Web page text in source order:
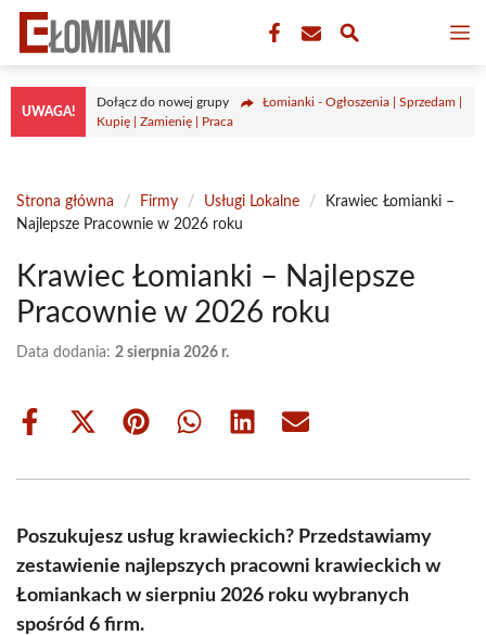
Przejdź
treści
UWAGA!
Dołącz do nowej grupy
Łomianki - Ogłoszenia | Sprzedam |
Kupię | Zamienię | Praca
Strona główna / Firmy / Usługi Lokalne /
Krawiec Łomianki –
Najlepsze Pracownie w 2026 roku
Krawiec Łomianki – Najlepsze
Pracownie w 2026 roku
Data dodania: 2 sierpnia 2026 r.
Share
Share
(Twitter)
Share Share Share Share
Poszukujesz usług krawieckich? Przedstawiamy
zestawienie najlepszych pracowni krawieckich w
Łomiankach w sierpniu 2026 roku wybranych
spośród 6 firm.